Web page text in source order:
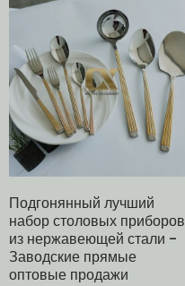
Подгонянный лучший
набор столовых приборов
из нержавеющей стали -
Заводские прямые
оптовые продажи